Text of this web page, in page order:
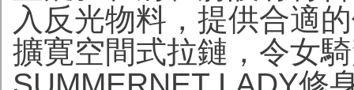
入反光物料，提供合適
擴寛空間式拉鏈，令女